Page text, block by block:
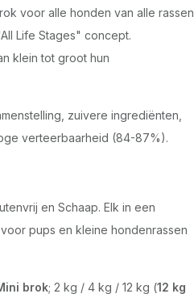
voor alle honden van alle rassen
Life Stages" concept.
klein tot groot hun
zuivere ingrediënten,
verteerbaarheid (84-87%).
en Schaap. Elk in een
pups en kleine hondenrassen
brok; 2 kg / 4 kg / 12 kg (12 kg